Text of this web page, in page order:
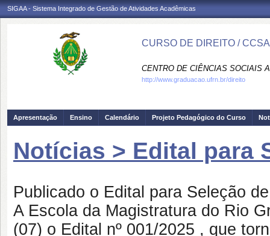
SIGAA - Sistema Integrado de Gestão de Atividades Acadêmicas
CURSO DE DIREITO / CCSA
CENTRO DE CIÊNCIAS SOCIAIS
http://www.graduacao.ufrn.br/direito
Apresentação Ensino Calendário Projeto Pedagógico do Curso
Notícias > Edital para
Publicado o Edital para Seleção
A Escola da Magistratura do Rio
(07) o Edital nº 001/2025 , que